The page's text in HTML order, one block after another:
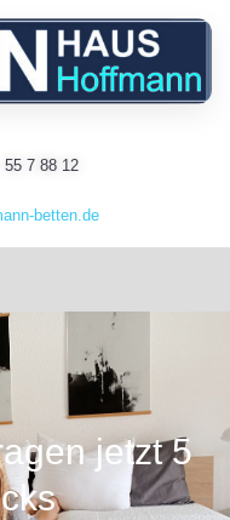
7 88 12
betten.de
jetzt 5